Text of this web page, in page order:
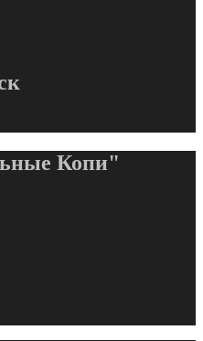
Копи"